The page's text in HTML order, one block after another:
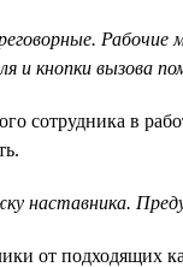
и кнопки вызова
сотрудника в
наставника.
от подходящих